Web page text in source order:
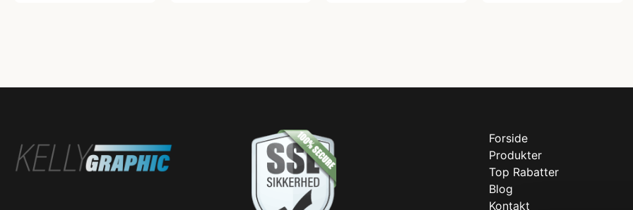
Forside
Produkter
Top Rabatter
Blog
Kontakt